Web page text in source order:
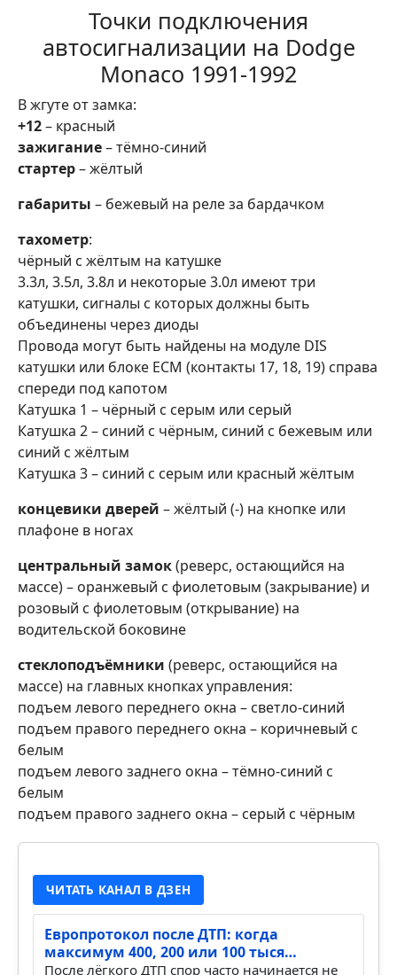
Точки подключения
автосигнализации на Dodge
Monaco 1991-1992
В жгуте от замка:
+12– красный
зажигание– тёмно-синий
стартер– жёлтый
габариты – бежевый на реле за бардачком
тахометр:
чёрный с жёлтым на катушке
3.3л, 3.5л, 3.8л и некоторые 3.0л имеют три
катушки, сигналы с которых должны быть
объединены через диоды
Провода могут быть найдены на модуле DIS
катушки или блоке ECM (контакты 17, 18, 19) справа
спереди под капотом
Катушка 1 – чёрный с серым или серый
Катушка 2 – синий с чёрным, синий с бежевым или
синий с жёлтым
Катушка 3 – синий с серым или красный жёлтым
концевики дверей – жёлтый (-) на кнопке или
плафоне в ногах
центральный замок(реверс, остающийся на
массе) – оранжевый с фиолетовым (закрывание) и
розовый с фиолетовым (открывание) на
водительской боковине
стеклоподъёмники (реверс, остающийся на
массе) на главных кнопках управления:
подъем левого переднего окна – светло-синий
подъем правого переднего окна – коричневый с
белым
подъем левого заднего окна – тёмно-синий с
белым
подъем правого заднего окна – серый с чёрным
ЧИТАТЬ КАНАЛ В ДЗЕН